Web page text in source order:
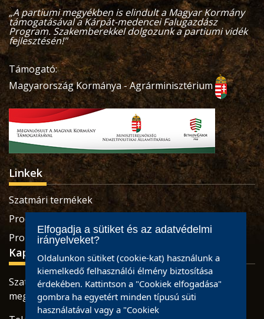
„A partiumi megyékben is elindult a Magyar Kormány
támogatásával a Kárpát-medencei Falugazdász
Program. Szakemberekkel dolgozunk a partiumi vidék
fejlesztésén!"
Támogató:
Magyarország Kormánya - Agrárminisztérium
Linkek
Szatmári termékek
Produse sătmărene
Pro Economica Alapítvány
Kapcsolat
Szatmárnémeti, Retezatului utca, 32 szám, Szatmár
megye
Elfogadja a sütiket és az adatvédelmi
irányelveket?
Oldalunkon sütiket (cookie-kat) használunk a
kiemelkedő felhasználói élmény biztosítása
érdekében. Kattintson a "Cookiek elfogadása"
gombra ha egyetért minden típusú süti
használatával vagy a "Cookiek